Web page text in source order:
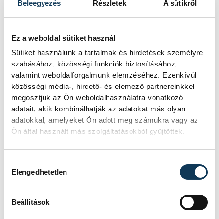
Beleegyezés Részletek A sütikről
Ez a weboldal sütiket használ
Sütiket használunk a tartalmak és hirdetések személyre
szabásához, közösségi funkciók biztosításához,
valamint weboldalforgalmunk elemzéséhez. Ezenkívül
közösségi média-, hirdető- és elemező partnereinkkel
megosztjuk az Ön weboldalhasználatra vonatkozó
adatait, akik kombinálhatják az adatokat más olyan
adatokkal, amelyeket Ön adott meg számukra vagy az
Ön által használt más szolgáltatásokból gyűjtöttek.
Elengedhetetlen
Beállítások
A beavatkozást fogom javasolni holnap a
kérdésére Nagy Márton nemzetgazdasági
miniszter arra, hogy szerdán dönt a
kormány az üzemanyagárak esetleges
szabályozásáról.
2024. ÁPRILIS 23. 12:56
KÖZÉLET